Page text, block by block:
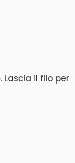
Lascia il filo per